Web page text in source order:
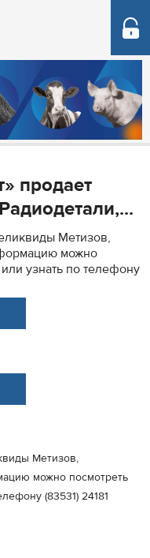
продает
Метизов,
можно
узнать по телефону
Метизов,
можно посмотреть
(83531) 24181